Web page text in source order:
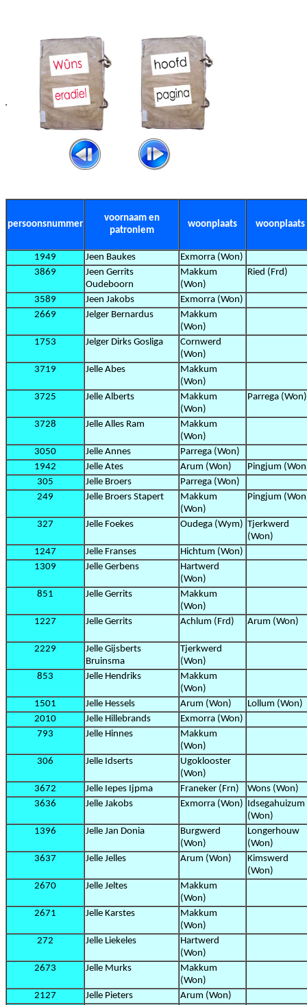
persoonsnummer
voornaam en
patroniem
woonplaats woonplaats
1949 Jeen Baukes
Exmorra (Won)
3869
Jeen Gerrits
Oudeboorn
Makkum
(Won)
Ried (Frd)
3589 Jeen Jakobs
Exmorra (Won)
2669
Jelger Bernardus
Makkum
(Won)
1753
Jelger Dirks Gosliga
Cornwerd
(Won)
3719
Jelle Abes
Makkum
(Won)
3725
Jelle Alberts
Makkum
(Won)
Parrega (Won)
3728 Jelle Alles Ram
Makkum
(Won)
3050
Jelle Annes
Parrega (Won)
1942
Jelle Ates Arum (Won)
Pingjum
305
Jelle Broers
Parrega (Won)
249
Jelle Broers Stapert
Makkum
(Won)
Pingjum
327 Jelle Foekes Oudega (Wym) Tjerkwerd
(Won)
1247
Jelle Franses
Hichtum (Won)
1309
Jelle Gerbens
Hartwerd
(Won)
851
Jelle Gerrits
Makkum
(Won)
1227
Jelle Gerrits Achlum (Frd) Arum (Won)
2229
Jelle Gijsberts
Bruinsma
Tjerkwerd
(Won)
853
Jelle Hendriks
Makkum
(Won)
1501
Jelle Hessels Arum (Won)
Lollum (Won)
2010
Jelle Hillebrands
Exmorra (Won)
793
Jelle Hinnes
Makkum
(Won)
306
Jelle Idserts
Ugoklooster
(Won)
3672
Jelle Iepes Ijpma Franeker (Frn)
Wons (Won)
3636
Jelle Jakobs Exmorra (Won) Idsegahuizum
(Won)
1396
Jelle Jan Donia
Burgwerd
(Won)
Longerhouw
(Won)
3637
Jelle Jelles Arum (Won)
Kimswerd
(Won)
2670
Jelle Jeltes
Makkum
(Won)
2671
Jelle Karstes
Makkum
(Won)
272
Jelle Liekeles
Hartwerd
(Won)
2673
Jelle Murks
Makkum
(Won)
2127
Jelle Pieters
Arum (Won)